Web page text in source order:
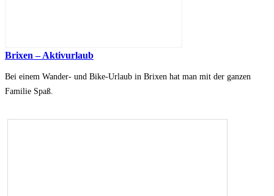
Brixen – Aktivurlaub
Bei einem Wander- und Bike-Urlaub in Brixen hat man mit der ganzen
Familie Spaß.